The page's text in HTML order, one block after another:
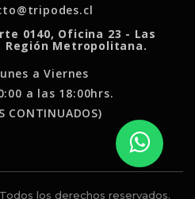
0140, Oficina 23 - Las
Región Metropolitana.
a Viernes
a las 18:00hrs.
los derechos reservados.